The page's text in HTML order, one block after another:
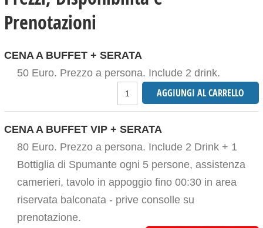
Prenotazioni
CENA A BUFFET + SERATA
50 Euro. Prezzo a persona. Include 2 drink.
CENA A BUFFET VIP + SERATA
80 Euro. Prezzo a persona. Include 2 Drink + 1
Bottiglia di Spumante ogni 5 persone, assistenza
camerieri, tavolo in appoggio fino 00:30 in area
riservata balconata - prive consolle su
prenotazione.